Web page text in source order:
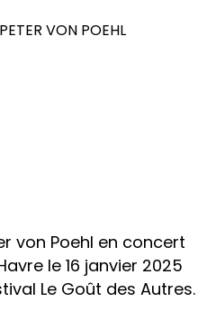
VON POEHL
von Poehl en concert
le 16 janvier 2025
Le Goût des Autres.